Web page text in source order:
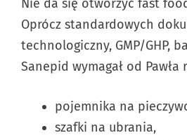
Nie da się otworzyć fast
Oprócz standardowych
technologiczny, GMP/GHP,
Sanepid wymagał od Pawła
pojemnika na
szafki na ubrania,